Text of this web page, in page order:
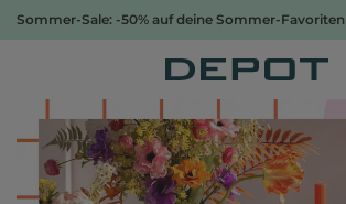
Sommer-Sale: -50% auf deine Sommer-Favoriten